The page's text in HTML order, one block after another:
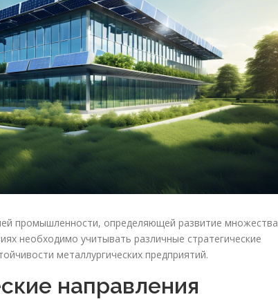
промышленности, определяющей развитие множества
необходимо учитывать различные стратегические
металлургических предприятий.
направления